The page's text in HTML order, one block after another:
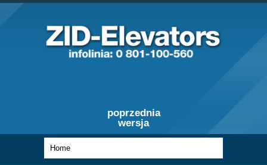
poprzednia
wersja